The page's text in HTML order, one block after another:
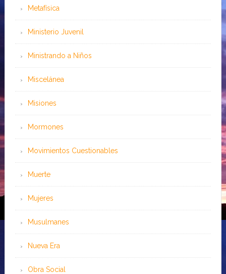
Metafísica
Ministerio Juvenil
Ministrando a Niños
Miscelánea
Misiones
Mormones
Movimientos Cuestionables
Muerte
Mujeres
Musulmanes
Nueva Era
Obra Social